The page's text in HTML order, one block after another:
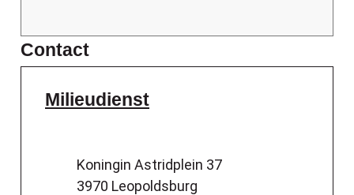
Contact
Milieudienst
AdresKoningin Astridplein 37
,3970 Leopoldsburg